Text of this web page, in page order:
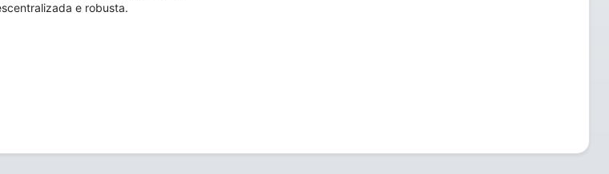
e robusta.